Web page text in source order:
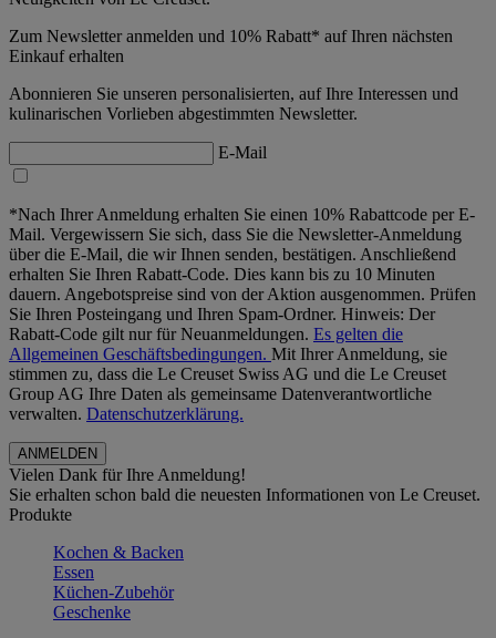
Zum Newsletter anmelden und 10% Rabatt* auf Ihren nächsten
Einkauf erhalten
Abonnieren Sie unseren personalisierten, auf Ihre Interessen und
kulinarischen Vorlieben abgestimmten Newsletter.
E-Mail
*Nach Ihrer Anmeldung erhalten Sie einen 10% Rabattcode per E-
Mail. Vergewissern Sie sich, dass Sie die Newsletter-Anmeldung
über die E-Mail, die wir Ihnen senden, bestätigen. Anschließend
erhalten Sie Ihren Rabatt-Code. Dies kann bis zu 10 Minuten
dauern. Angebotspreise sind von der Aktion ausgenommen. Prüfen
Sie Ihren Posteingang und Ihren Spam-Ordner. Hinweis: Der
Rabatt-Code gilt nur für Neuanmeldungen. Es gelten die
Allgemeinen Geschäftsbedingungen. Mit Ihrer Anmeldung, sie
stimmen zu, dass die Le Creuset Swiss AG und die Le Creuset
Group AG Ihre Daten als gemeinsame Datenverantwortliche
verwalten. Datenschutzerklärung.
Vielen Dank für Ihre Anmeldung!
Sie erhalten schon bald die neuesten Informationen von Le Creuset.
Produkte
Kochen & Backen
Essen
Küchen-Zubehör
Geschenke